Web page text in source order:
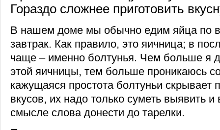
Гораздо сложнее приготовить
В нашем доме мы обычно едим яйца по
завтрак. Как правило, это яичница; в
чаще – именно болтунья. Чем больше я
этой яичницы, тем больше проникаюсь
кажущаяся простота болтуньи скрывает
вкусов, их надо только суметь выявить
смысле слова донести до тарелки.